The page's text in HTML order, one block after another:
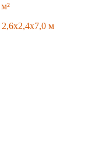
2,6x2,4x7,0 м